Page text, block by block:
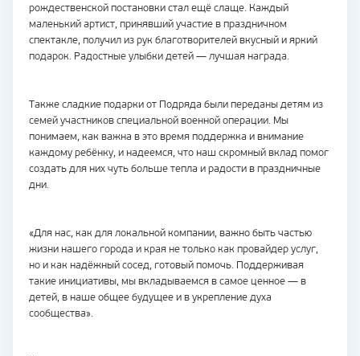
рождественской постановки стал ещё слаще. Каждый
маленький артист, принявший участие в праздничном
спектакле, получил из рук благотворителей вкусный и яркий
подарок. Радостные улыбки детей — лучшая награда.
Также сладкие подарки от Подряда были переданы детям из
семей участников специальной военной операции. Мы
понимаем, как важна в это время поддержка и внимание
каждому ребёнку, и надеемся, что наш скромный вклад помог
создать для них чуть больше тепла и радости в праздничные
дни.
«Для нас, как для локальной компании, важно быть частью
жизни нашего города и края не только как провайдер услуг,
но и как надёжный сосед, готовый помочь. Поддерживая
такие инициативы, мы вкладываемся в самое ценное — в
детей, в наше общее будущее и в укрепление духа
сообщества».